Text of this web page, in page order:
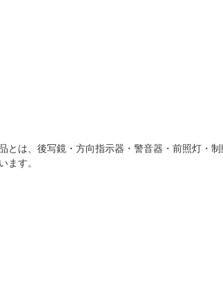
は、後写鏡・方向指示器・警音器・前照灯・
ます。